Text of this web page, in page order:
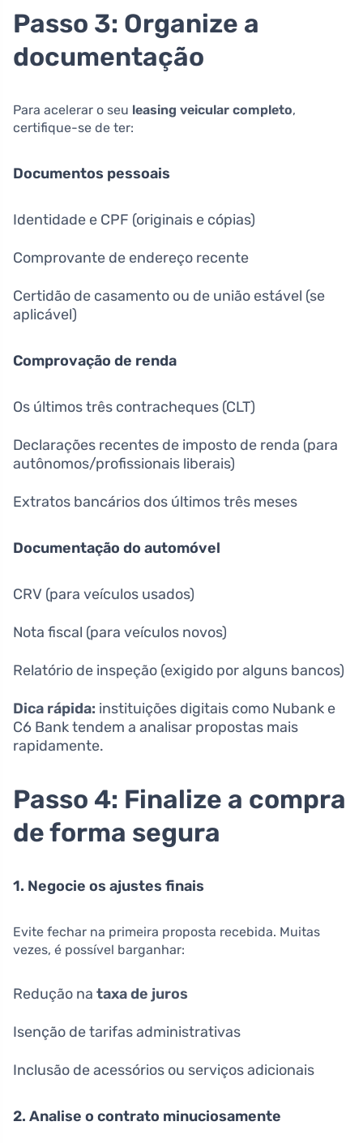
Passo 3: Organize a
documentação
Para acelerar o seu leasing veicular completo,
certifique-se de ter:
Documentos pessoais
Identidade e CPF (originais e cópias)
Comprovante de endereço recente
Certidão de casamento ou de união estável (se
aplicável)
Comprovação de renda
Os últimos três contracheques (CLT)
Declarações recentes de imposto de renda (para
autônomos/profissionais liberais)
Extratos bancários dos últimos três meses
Documentação do automóvel
CRV (para veículos usados)
Nota fiscal (para veículos novos)
Relatório de inspeção (exigido por alguns bancos)
Dica rápida: instituições digitais como Nubank e
C6 Bank tendem a analisar propostas mais
rapidamente.
Passo 4: Finalize a compra
de forma segura
1. Negocie os ajustes finais
Evite fechar na primeira proposta recebida. Muitas
vezes, é possível barganhar:
Redução na taxa de juros
Isenção de tarifas administrativas
Inclusão de acessórios ou serviços adicionais
2. Analise o contrato minuciosamente